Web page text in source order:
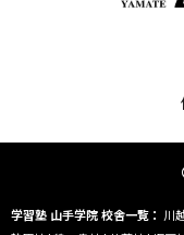
学習塾 山手学院 校舎一覧： 川